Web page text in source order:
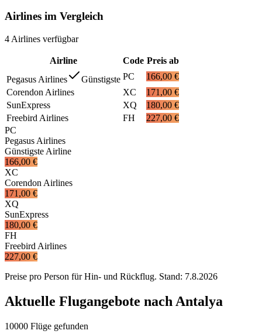
Airlines im Vergleich
4 Airlines verfügbar
Airline Code Preis ab
Pegasus Airlines
Günstigste PC
166,00 €
Corendon Airlines
XC
171,00 €
SunExpress
XQ
180,00 €
Freebird Airlines
FH
227,00 €
PC
Pegasus Airlines
Günstigste Airline
166,00 €
XC
Corendon Airlines
171,00 €
XQ
SunExpress
180,00 €
FH
Freebird Airlines
227,00 €
Preise pro Person für Hin- und Rückflug. Stand: 7.8.2026
Aktuelle Flugangebote nach Antalya
10000 Flüge gefunden